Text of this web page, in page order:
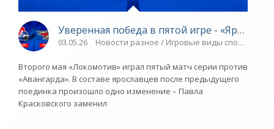
Уверенная победа в пятой игре -
03.05.26 Новости разное / Игровые виды спорта /
Второго мая «Локомотив» играл пятый матч серии против
«Авангарда». В составе ярославцев после предыдущего
поединка произошло одно изменение – Павла
Красковского заменил